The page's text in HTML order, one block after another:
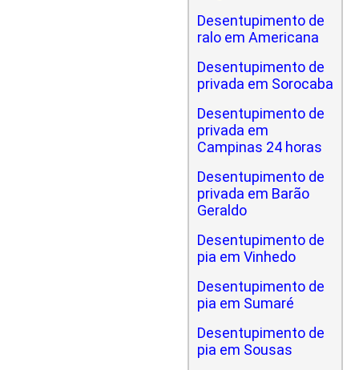
Desentupimento de
ralo em Americana
Desentupimento de
privada em Sorocaba
Desentupimento de
privada em
Campinas 24 horas
Desentupimento de
privada em Barão
Geraldo
Desentupimento de
pia em Vinhedo
Desentupimento de
pia em Sumaré
Desentupimento de
pia em Sousas